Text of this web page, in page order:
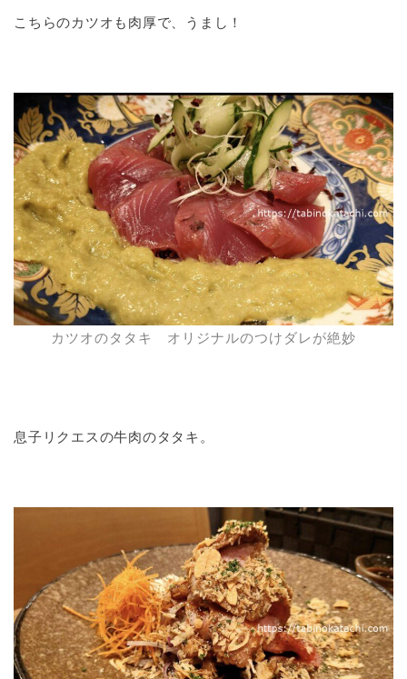
こちらのカツオも肉厚で、うまし！
カツオのタタキ オリジナルのつけダレが絶妙
息子リクエスの牛肉のタタキ。